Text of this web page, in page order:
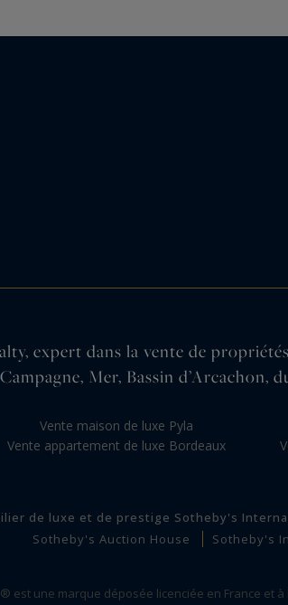
expert dans la vente de
Mer, Bassin d’Arcachon,
Vente maison de luxe Pyla
Vente appartement de luxe Bordeaux
de luxe et de prestige Sotheby's
Sotheby's Auction House
Sotheby's
est une marque déposée licenciée en France et